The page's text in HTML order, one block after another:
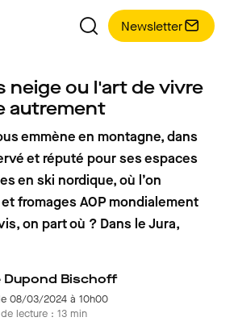
Newsletter
neige ou l'art de vivre
autrement
emmène en montagne, dans
et réputé pour ses espaces
en ski nordique, où l’on
fromages AOP mondialement
on part où ? Dans le Jura,
Dupond Bischoff
08/03/2024 à 10h00
lecture : 13 min